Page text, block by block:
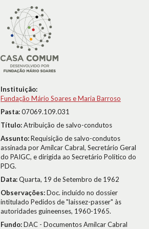
Instituição:
Fundação Mário Soares e Maria Barroso
Pasta:07069.109.031
Título:Atribuição de salvo-condutos
Assunto:Requisição de salvo-condutos
assinada por Amílcar Cabral, Secretário Geral
do PAIGC, e dirigida ao Secretário Político do
PDG.
Data:Quarta, 19 de Setembro de 1962
Observações:Doc. incluído no dossier
intitulado Pedidos de "laissez-passer" às
autoridades guineenses, 1960-1965.
Fundo:DAC - Documentos Amílcar Cabral